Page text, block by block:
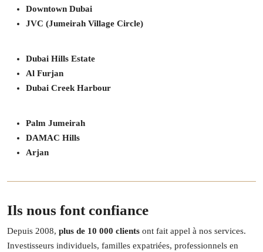
Downtown Dubai
JVC (Jumeirah Village Circle)
Dubai Hills Estate
Al Furjan
Dubai Creek Harbour
Palm Jumeirah
DAMAC Hills
Arjan
Ils nous font confiance
Depuis 2008, plus de 10 000 clients ont fait appel à nos services.
Investisseurs individuels, familles expatriées, professionnels en